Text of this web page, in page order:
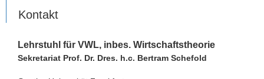
Kontakt
Lehrstuhl für VWL, inbes. Wirtschaftstheorie
Sekretariat Prof. Dr. Dres. h.c. Bertram Schefold